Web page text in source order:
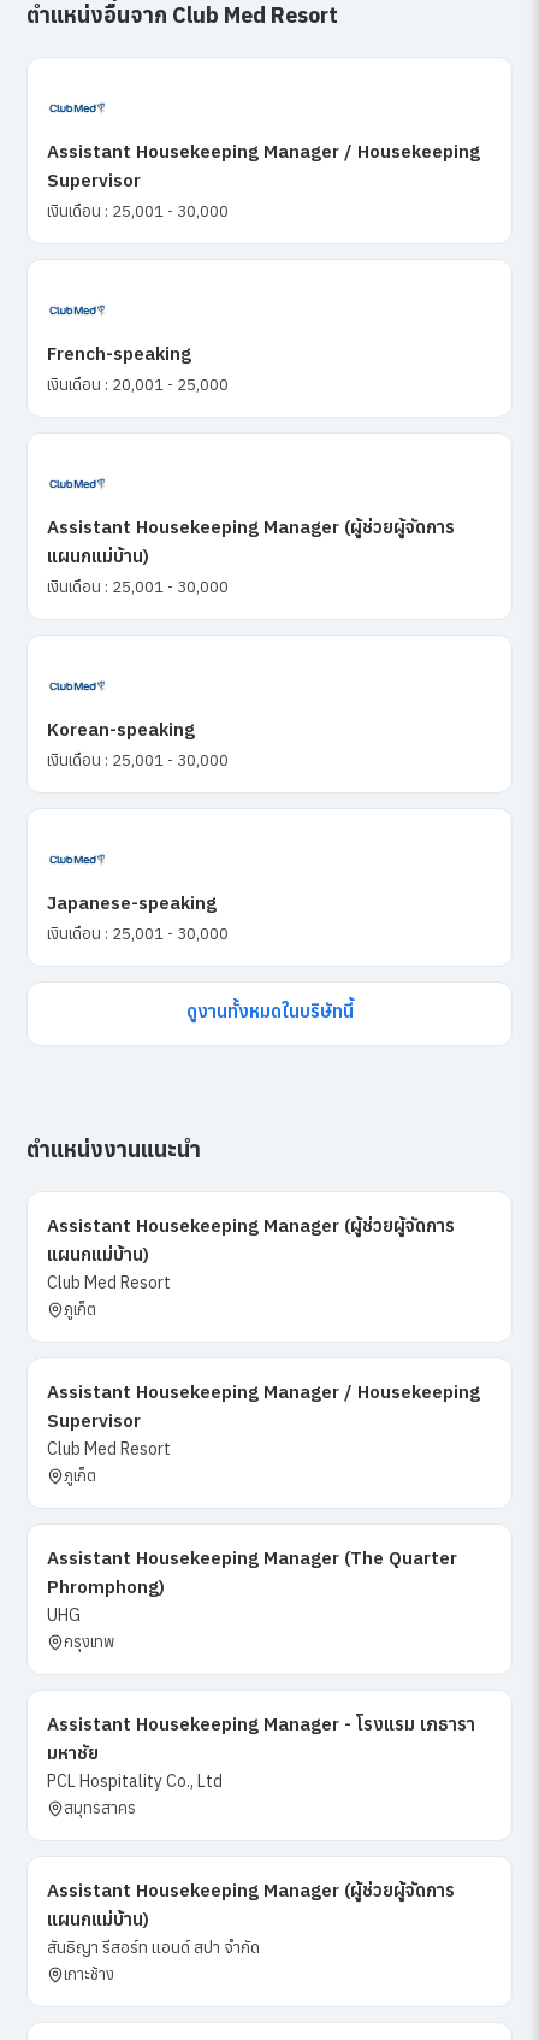
ตำแหน่งอื่นจาก Club Med Resort
Assistant Housekeeping Manager / Housekeeping
Supervisor
เงินเดือน : 25,001 - 30,000
French-speaking
เงินเดือน : 20,001 - 25,000
Assistant Housekeeping Manager (ผู้ช่วยผู้จัดการ
แผนกแม่บ้าน)
เงินเดือน : 25,001 - 30,000
Korean-speaking
เงินเดือน : 25,001 - 30,000
Japanese-speaking
เงินเดือน : 25,001 - 30,000
ดูงานทั้งหมดในบริษัทนี้
ตำแหน่งงานแนะนำ
Assistant Housekeeping Manager (ผู้ช่วยผู้จัดการ
แผนกแม่บ้าน)
Club Med Resort
ภูเก็ต
Assistant Housekeeping Manager / Housekeeping
Supervisor
Club Med Resort
ภูเก็ต
Assistant Housekeeping Manager (The Quarter
Phromphong)
UHG
กรุงเทพ
Assistant Housekeeping Manager - โรงแรม เภธารา
มหาชัย
PCL Hospitality Co., Ltd
สมุทรสาคร
Assistant Housekeeping Manager (ผู้ช่วยผู้จัดการ
แผนกแม่บ้าน)
สันธิญา รีสอร์ท แอนด์ สปา จำกัด
เกาะช้าง